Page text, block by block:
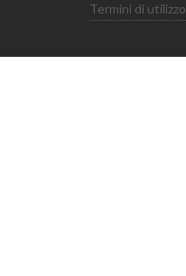
Termini di utilizzo